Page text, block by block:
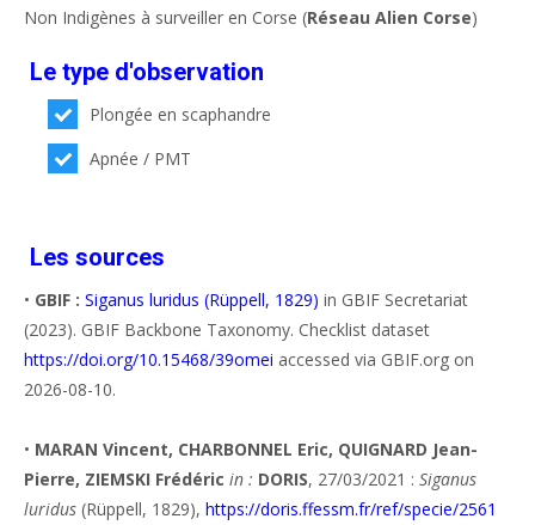
Non Indigènes à surveiller en Corse (Réseau Alien Corse)
Le type d'observation
Plongée en scaphandre
Apnée / PMT
Les sources
• GBIF : Siganus luridus (Rüppell, 1829) in GBIF Secretariat
(2023). GBIF Backbone Taxonomy. Checklist dataset
https://doi.org/10.15468/39omei accessed via GBIF.org on
2026-08-10.
• MARAN Vincent, CHARBONNEL Eric, QUIGNARD Jean-
Pierre, ZIEMSKI Frédéric in : DORIS, 27/03/2021 : Siganus
luridus (Rüppell, 1829), https://doris.ffessm.fr/ref/specie/2561